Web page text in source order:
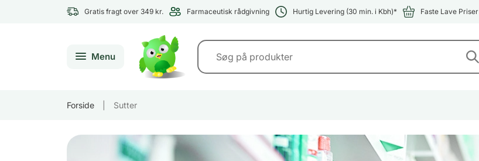
Gratis fragt over 349 kr. Farmaceutisk rådgivning Hurtig Levering (30 min. i Kbh)* Faste Lave Priser
Menu
Forside Sutter